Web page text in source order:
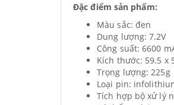
Đặc điểm sản phẩm:
Màu sắc: đen
Dung lượng: 7.2V
Công suất: 6600
Kích thước: 59.5 x
Trọng lượng: 225g
Loại pin:
Tích hợp bộ xử lý